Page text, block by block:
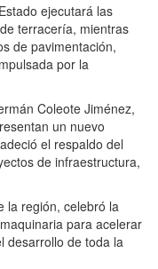
ejecutará las
terracería, mientras
de pavimentación,
por la
Coleote Jiménez,
un nuevo
el respaldo del
de infraestructura,
la región, celebró la
para acelerar
desarrollo de toda la